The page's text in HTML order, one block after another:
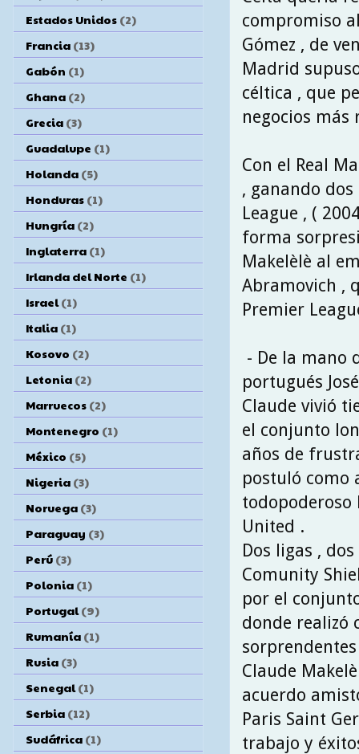
compromiso
Gómez , de
Madrid
céltica , que
negocios
Con el Real
, ganando
League , (
forma
Makelèlè al
Abramovich ,
Premier
- De la mano
portugués
Claude vivió
el conjunto
años de
postuló como
todopoderoso
United .
Dos ligas ,
Comunity
por el
donde realizó
Claude
acuerdo
Paris Saint
trabajo y
Estados Unidos (2)
Francia (13)
Gabón (1)
Ghana (2)
Grecia (3)
Guadalupe (1)
Holanda (5)
Honduras (1)
Hungría (2)
Inglaterra (1)
Irlanda del Norte (1)
Israel (1)
Italia (1)
Kosovo (2)
Letonia (2)
Marruecos (2)
Montenegro (1)
México (5)
Nigeria (3)
Noruega (3)
Paraguay (3)
Perú (3)
Polonia (1)
Portugal (9)
Rumanía (1)
Rusia (3)
Senegal (1)
Serbia (12)
Sudáfrica (1)